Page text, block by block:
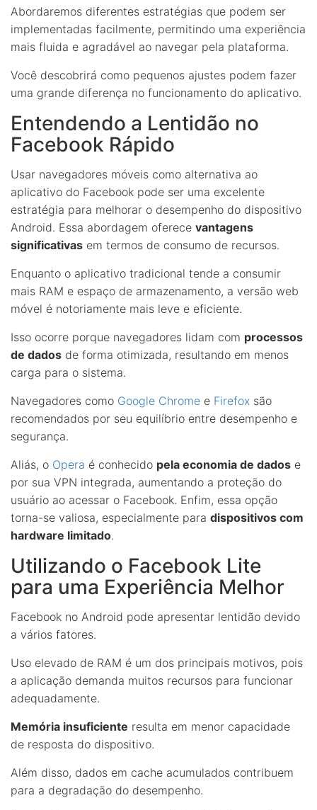
Abordaremos diferentes estratégias que podem ser
implementadas facilmente, permitindo uma experiência
mais fluida e agradável ao navegar pela plataforma.
Você descobrirá como pequenos ajustes podem fazer
uma grande diferença no funcionamento do aplicativo.
Entendendo a Lentidão no
Facebook Rápido
Usar navegadores móveis como alternativa ao
aplicativo do Facebook pode ser uma excelente
estratégia para melhorar o desempenho do dispositivo
Android. Essa abordagem oferece vantagens
significativas em termos de consumo de recursos.
Enquanto o aplicativo tradicional tende a consumir
mais RAM e espaço de armazenamento, a versão web
móvel é notoriamente mais leve e eficiente.
Isso ocorre porque navegadores lidam com processos
de dados de forma otimizada, resultando em menos
carga para o sistema.
Navegadores como Google Chrome e Firefox são
recomendados por seu equilíbrio entre desempenho e
segurança.
Aliás, o Opera é conhecido pela economia de dados e
por sua VPN integrada, aumentando a proteção do
usuário ao acessar o Facebook. Enfim, essa opção
torna-se valiosa, especialmente para dispositivos com
hardware limitado.
Utilizando o Facebook Lite
para uma Experiência Melhor
Facebook no Android pode apresentar lentidão devido
a vários fatores.
Uso elevado de RAM é um dos principais motivos, pois
a aplicação demanda muitos recursos para funcionar
adequadamente.
Memória insuficiente resulta em menor capacidade
de resposta do dispositivo.
Além disso, dados em cache acumulados contribuem
para a degradação do desempenho.